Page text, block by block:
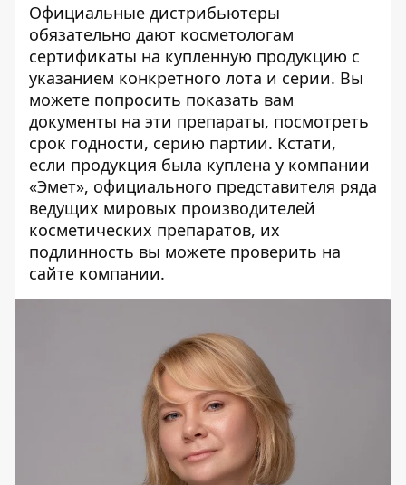
Официальные дистрибьютеры
обязательно дают косметологам
сертификаты на купленную продукцию с
указанием конкретного лота и серии. Вы
можете попросить показать вам
документы на эти препараты, посмотреть
срок годности, серию партии. Кстати,
если продукция была куплена у компании
«Эмет», официального представителя ряда
ведущих мировых производителей
косметических препаратов, их
подлинность вы можете проверить на
сайте компании.